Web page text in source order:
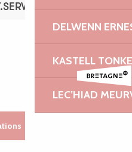
DELWENN
KASTELL
LEC’HIAD